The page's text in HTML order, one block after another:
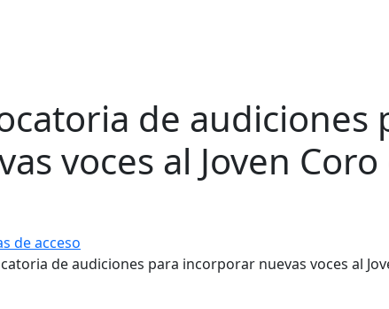
de audiciones
voces al Joven Coro
de acceso